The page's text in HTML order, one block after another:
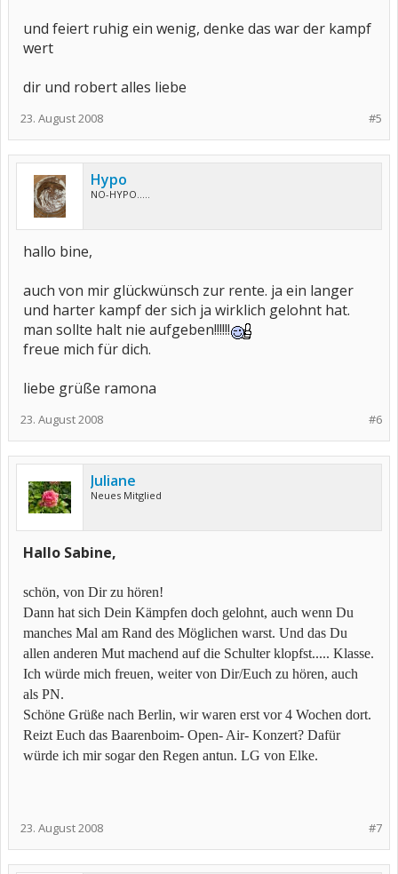
und feiert ruhig ein wenig, denke das war der kampf
wert
dir und robert alles liebe
#5
23. August 2008
Hypo
NO-HYPO.....
hallo bine,
auch von mir glückwünsch zur rente. ja ein langer
und harter kampf der sich ja wirklich gelohnt hat.
man sollte halt nie aufgeben!!!!!!
freue mich für dich.
liebe grüße ramona
#6
23. August 2008
Juliane
Neues Mitglied
Hallo Sabine,
schön, von Dir zu hören!
Dann hat sich Dein Kämpfen doch gelohnt, auch wenn Du
manches Mal am Rand des Möglichen warst. Und das Du
allen anderen Mut machend auf die Schulter klopfst..... Klasse.
Ich würde mich freuen, weiter von Dir/Euch zu hören, auch
als PN.
Schöne Grüße nach Berlin, wir waren erst vor 4 Wochen dort.
Reizt Euch das Baarenboim- Open- Air- Konzert? Dafür
würde ich mir sogar den Regen antun. LG von Elke.
#7
23. August 2008